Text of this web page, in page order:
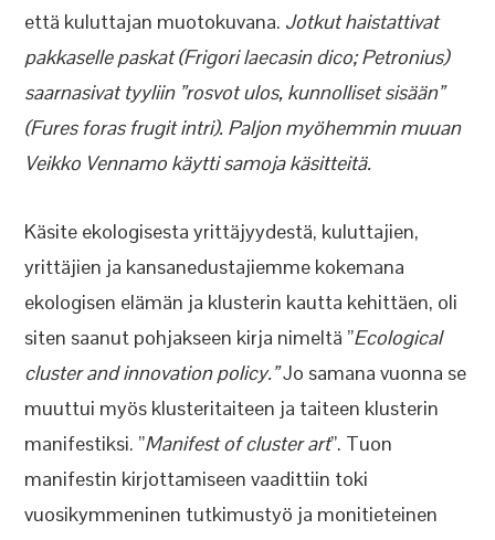
että kuluttajan muotokuvana. Jotkut haistattivat
pakkaselle paskat (Frigori laecasin dico; Petronius)
saarnasivat tyyliin ”rosvot ulos, kunnolliset sisään”
(Fures foras frugit intri). Paljon myöhemmin muuan
Veikko Vennamo käytti samoja käsitteitä.
Käsite ekologisesta yrittäjyydestä, kuluttajien,
yrittäjien ja kansanedustajiemme kokemana
ekologisen elämän ja klusterin kautta kehittäen, oli
siten saanut pohjakseen kirja nimeltä ”Ecological
cluster and innovation policy.”Jo samana vuonna se
muuttui myös klusteritaiteen ja taiteen klusterin
manifestiksi. ”Manifest of cluster art”. Tuon
manifestin kirjottamiseen vaadittiin toki
vuosikymmeninen tutkimustyö ja monitieteinen